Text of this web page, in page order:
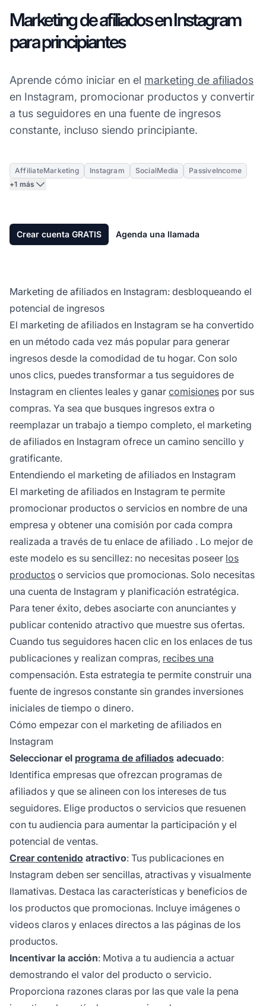
Marketing de afiliados en Instagram
para principiantes
Aprende cómo iniciar en el marketing de afiliados
en Instagram, promocionar productos y convertir
a tus seguidores en una fuente de ingresos
constante, incluso siendo principiante.
AffiliateMarketing Instagram SocialMedia
PassiveIncome
+1 más
Crear cuenta GRATIS Agenda una llamada
Marketing de afiliados en Instagram: desbloqueando el
potencial de ingresos
El marketing de afiliados en Instagram se ha convertido
en un método cada vez más popular para generar
ingresos desde la comodidad de tu hogar. Con solo
unos clics, puedes transformar a tus seguidores de
Instagram en clientes leales y ganar comisiones por sus
compras. Ya sea que busques ingresos extra o
reemplazar un trabajo a tiempo completo, el marketing
de afiliados en Instagram ofrece un camino sencillo y
gratificante.
Entendiendo el marketing de afiliados en Instagram
El marketing de afiliados en Instagram te permite
promocionar productos o servicios en nombre de una
empresa y obtener una comisión por cada compra
realizada a través de tu enlace de afiliado . Lo mejor de
este modelo es su sencillez: no necesitas poseer los
productos o servicios que promocionas. Solo necesitas
una cuenta de Instagram y planificación estratégica.
Para tener éxito, debes asociarte con anunciantes y
publicar contenido atractivo que muestre sus ofertas.
Cuando tus seguidores hacen clic en los enlaces de tus
publicaciones y realizan compras, recibes una
compensación. Esta estrategia te permite construir una
fuente de ingresos constante sin grandes inversiones
iniciales de tiempo o dinero.
Cómo empezar con el marketing de afiliados en
Instagram
Seleccionar el programa de afiliados adecuado:
Identifica empresas que ofrezcan programas de
afiliados y que se alineen con los intereses de tus
seguidores. Elige productos o servicios que resuenen
con tu audiencia para aumentar la participación y el
potencial de ventas.
Crear contenido atractivo: Tus publicaciones en
Instagram deben ser sencillas, atractivas y visualmente
llamativas. Destaca las características y beneficios de
los productos que promocionas. Incluye imágenes o
videos claros y enlaces directos a las páginas de los
productos.
Incentivar la acción: Motiva a tu audiencia a actuar
demostrando el valor del producto o servicio.
Proporciona razones claras por las que vale la pena